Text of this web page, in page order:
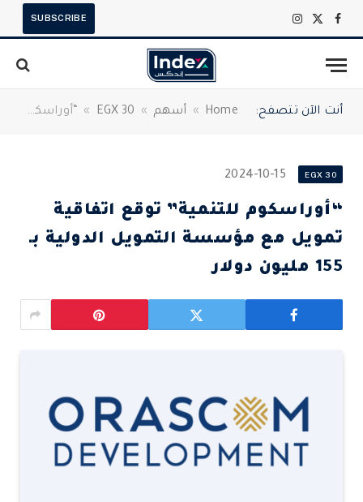
فيسبوك
X
الانستغرام
SUBSCRIBE
أنت الآن تتصفح: Home
» أسهم »
EGX 30
» “أوراسكوم للتنمية” توقع اتفاقية تمويل مع مؤسسة التمويل الدولية بـ 155 مليون دولار
EGX 30
2024-10-15
“أوراسكوم للتنمية” توقع اتفاقية
تمويل مع مؤسسة التمويل الدولية بـ
155 مليون دولار